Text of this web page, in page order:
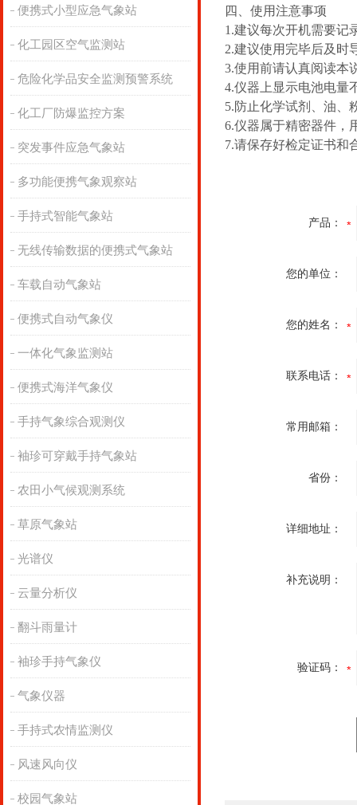
便携式小型应急气象站
化工园区空气监测站
危险化学品安全监测预警系统
化工厂防爆监控方案
突发事件应急气象站
多功能便携气象观察站
手持式智能气象站
无线传输数据的便携式气象站
车载自动气象站
便携式自动气象仪
一体化气象监测站
便携式海洋气象仪
手持气象综合观测仪
袖珍可穿戴手持气象站
农田小气候观测系统
草原气象站
光谱仪
云量分析仪
翻斗雨量计
袖珍手持气象仪
气象仪器
手持式农情监测仪
风速风向仪
校园气象站
四、使用注意事项
1.建议每次开机需要记
2.建议使用完毕后及时
3.使用前请认真阅读本
4.仪器上显示电池电量
5.防止化学试剂、油、
6.仪器属于精密器件，
7.请保存好检定证书和
产品：
您的单位：
您的姓名：
联系电话：
常用邮箱：
省份：
详细地址：
补充说明：
验证码：